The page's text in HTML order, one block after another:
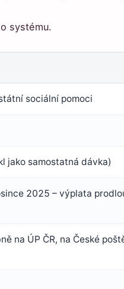
systému.
sociální pomoci
jako samostatná dávka)
2025 – výplata
na ÚP ČR, na České